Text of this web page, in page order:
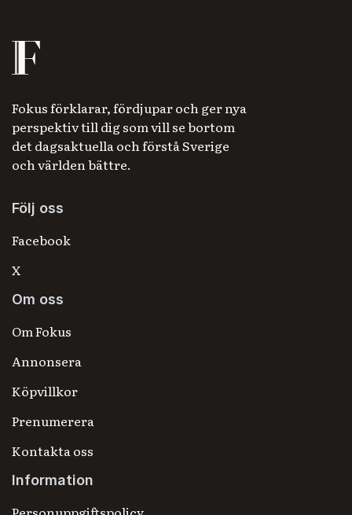
Fokus förklarar, fördjupar och ger nya
perspektiv till dig som vill se bortom
det dagsaktuella och förstå Sverige
och världen bättre.
Följ oss
Facebook
X
Om oss
Om Fokus
Annonsera
Köpvillkor
Prenumerera
Kontakta oss
Information